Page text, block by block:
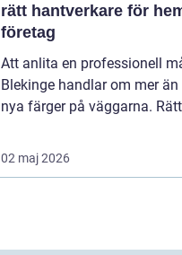
rätt hantverkare för
företag
Att anlita en professionell
Blekinge handlar om mer
nya färger på väggarna.
02 maj 2026